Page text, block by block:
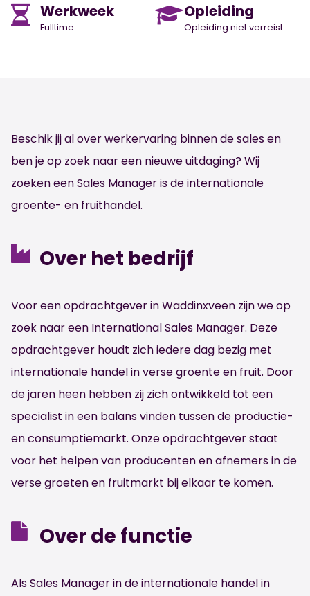
Werkweek
Fulltime
Opleiding
Opleiding niet verreist
Beschik jij al over werkervaring binnen de sales en
ben je op zoek naar een nieuwe uitdaging? Wij
zoeken een Sales Manager is de internationale
groente- en fruithandel.
Over het bedrijf
Voor een opdrachtgever in Waddinxveen zijn we op
zoek naar een International Sales Manager. Deze
opdrachtgever houdt zich iedere dag bezig met
internationale handel in verse groente en fruit. Door
de jaren heen hebben zij zich ontwikkeld tot een
specialist in een balans vinden tussen de productie-
en consumptiemarkt. Onze opdrachtgever staat
voor het helpen van producenten en afnemers in de
verse groeten en fruitmarkt bij elkaar te komen.
Over de functie
Als Sales Manager in de internationale handel in